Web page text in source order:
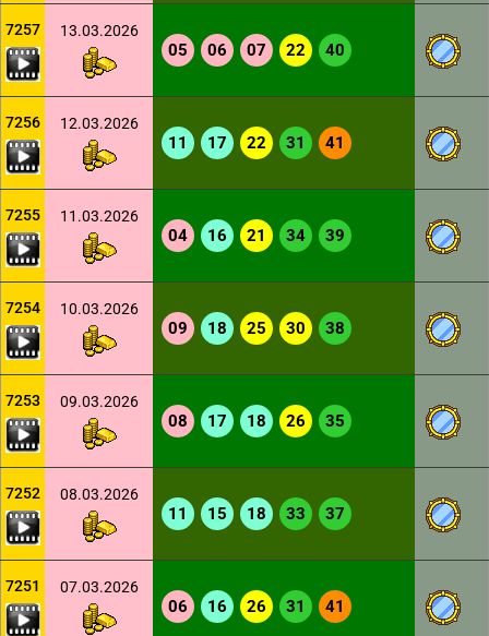
7257 13.03.2026
05 06 07 22 40
7256 12.03.2026
11 17 22 31 41
7255 11.03.2026
04 16 21 34 39
7254 10.03.2026
09 18 25 30 38
7253 09.03.2026
08 17 18 26 35
7252 08.03.2026
11 15 18 33 37
7251 07.03.2026
06 16 26 31 41